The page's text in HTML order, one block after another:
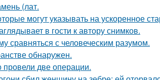
(лат.
могут указывать на ускоренное
в гости к автору снимков.
сравняться с человеческим разумом.
обнаружен.
две операции.